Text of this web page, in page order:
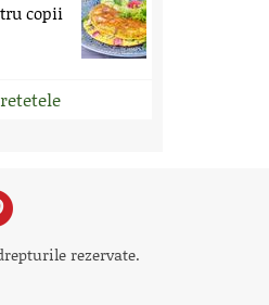
copii
rezervate.